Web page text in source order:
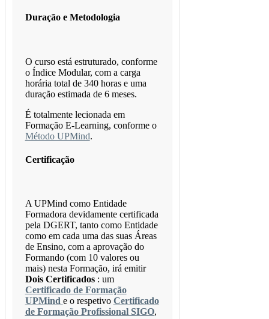
Duração e Metodologia
O curso está estruturado, conforme
o Índice Modular, com a carga
horária total de 340 horas e uma
duração estimada de 6 meses.
É totalmente lecionada em
Formação E-Learning, conforme o
Método UPMind.
Certificação
A UPMind como Entidade
Formadora devidamente certificada
pela DGERT, tanto como Entidade
como em cada uma das suas Áreas
de Ensino, com a aprovação do
Formando (com 10 valores ou
mais) nesta Formação, irá emitir
Dois Certificados: um
Certificado de Formação
UPMind e o respetivo Certificado
de Formação Profissional SIGO,